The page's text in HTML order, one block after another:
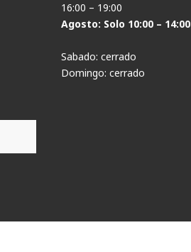
16:00 – 19:00
Agosto: Solo 10:00 – 14:00
Sabado: cerrado
Domingo: cerrado